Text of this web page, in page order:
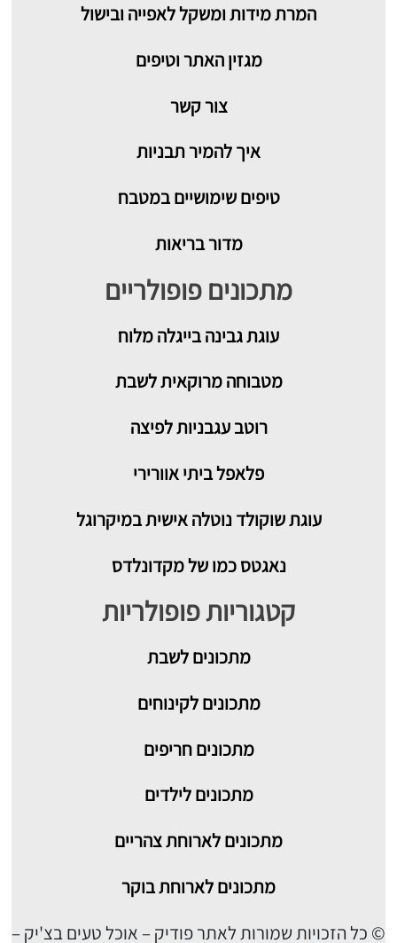
המרת מידות ומשקל לאפייה ובישול
מגזין האתר וטיפים
צור קשר
איך להמיר תבניות
טיפים שימושיים במטבח
מדור בריאות
מתכונים פופולריים
עוגת גבינה בייגלה מלוח
מטבוחה מרוקאית לשבת
רוטב עגבניות לפיצה
פלאפל ביתי אוורירי
עוגת שוקולד נוטלה אישית במיקרוגל
נאגטס כמו של מקדונלדס
קטגוריות פופולריות
מתכוניםלשבת
מתכונים לקינוחים
מתכונים חריפים
מתכונים לילדים
מתכונים לארוחת צהריים
מתכונים לארוחת בוקר
© כל הזכויות שמורות לאתר פודיק – אוכל טעים בצ'יק –